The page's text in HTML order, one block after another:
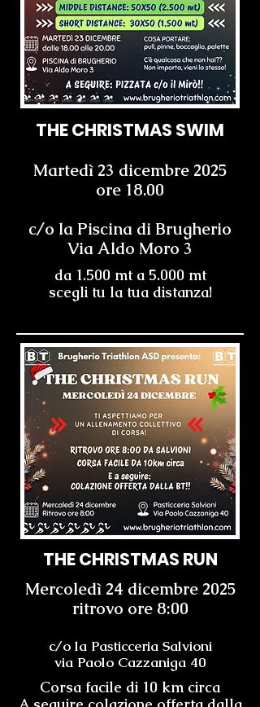
THE CHRISTMAS SWIM
Martedì 23 dicembre 2025
ore 18.00
c/o la Piscina di Brugherio
Via Aldo Moro 3
da 1.500 mt a 5.000 mt
scegli tu la tua distanza!
THE CHRISTMAS RUN
Mercoledì 24 dicembre 2025
ritrovo ore 8:00
c/o la Pasticceria Salvioni
via Paolo Cazzaniga 40
Corsa facile di 10 km circa